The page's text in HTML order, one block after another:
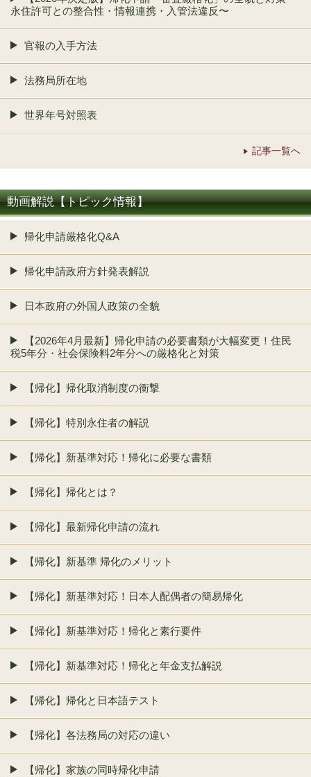
永住許可との整合性・情報連携・入管法違反〜
官報の入手方法
法務局所在地
世界年号対照表
記事一覧へ
動画解説【トピック情報】
帰化申請厳格化Q&A
帰化申請政府方針発表解説
日本政府の外国人政策の全貌
【2026年4月最新】帰化申請の必要書類が大幅変更！住民
税5年分・社会保険料2年分への厳格化と対策
【帰化】帰化取消制度の衝撃
【帰化】特別永住者の解説
【帰化】新基準対応！帰化に必要な書類
【帰化】帰化とは？
【帰化】最新帰化申請の流れ
【帰化】新基準 帰化のメリット
【帰化】新基準対応！日本人配偶者の簡易帰化
【帰化】新基準対応！帰化と素行要件
【帰化】新基準対応！帰化と年金支払解説
【帰化】帰化と日本語テスト
【帰化】各法務局の対応の違い
【帰化】家族の同時帰化申請